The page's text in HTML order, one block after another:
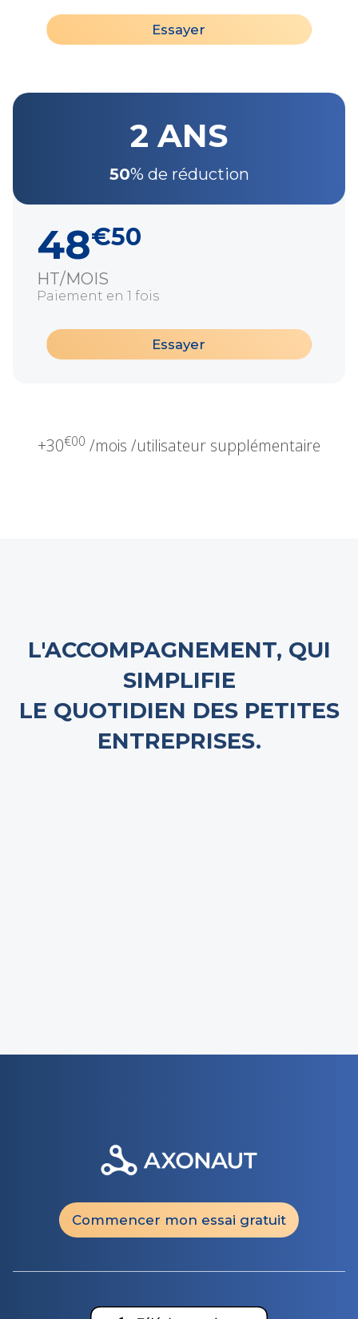
Essayer
2 ANS
50% de réduction
48€50
HT/MOIS
Paiement en 1 fois
Essayer
+30€00 /mois /utilisateur supplémentaire
L'ACCOMPAGNEMENT, QUI
SIMPLIFIE
LE QUOTIDIEN DES PETITES
ENTREPRISES.
Commencer mon essai gratuit